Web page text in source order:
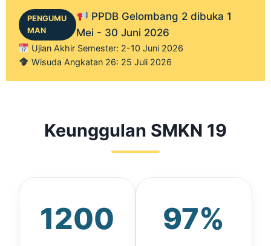
PENGUMU
MAN
PPDB Gelombang 2 dibuka 1
Mei - 30 Juni 2026
Ujian Akhir Semester: 2-10 Juni 2026
Wisuda Angkatan 26: 25 Juli 2026
Keunggulan SMKN 19
1200
97%